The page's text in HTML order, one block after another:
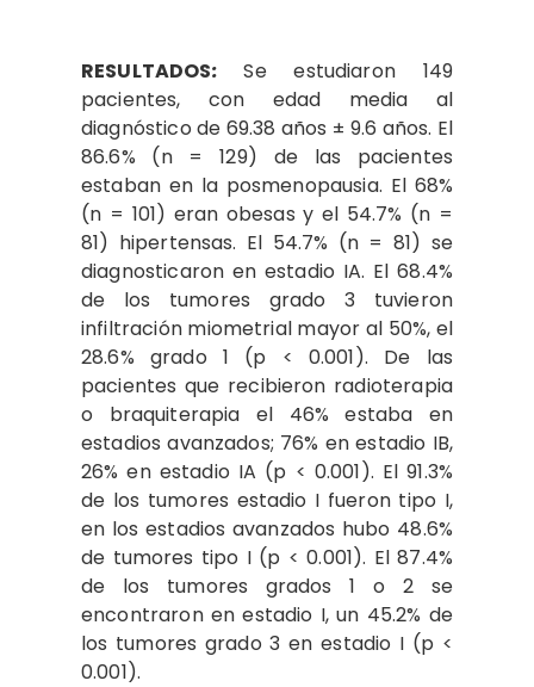
RESULTADOS:
Se estudiaron 149
pacientes, con edad media al
diagnóstico de 69.38 años ± 9.6 años. El
86.6% (n = 129) de las pacientes
estaban en la posmenopausia. El 68%
(n = 101) eran obesas y el 54.7% (n =
81) hipertensas. El 54.7% (n = 81) se
diagnosticaron en estadio IA. El 68.4%
de los tumores grado 3 tuvieron
infiltración miometrial mayor al 50%, el
28.6% grado 1 (p < 0.001). De las
pacientes que recibieron radioterapia
o braquiterapia el 46% estaba en
estadios avanzados; 76% en estadio IB,
26% en estadio IA (p < 0.001). El 91.3%
de los tumores estadio I fueron tipo I,
en los estadios avanzados hubo 48.6%
de tumores tipo I (p < 0.001). El 87.4%
de los tumores grados 1 o 2 se
encontraron en estadio I, un 45.2% de
los tumores grado 3 en estadio I (p <
0.001).